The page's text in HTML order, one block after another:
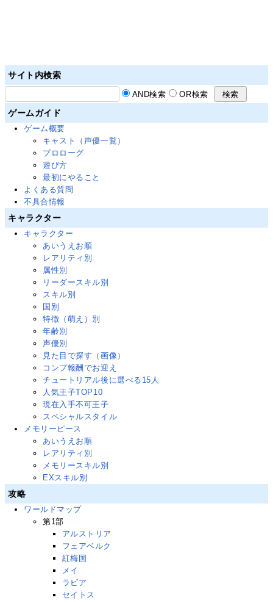
サイト内検索
AND検索 OR検索
ゲームガイド
ゲーム概要
キャスト（声優一覧）
プロローグ
遊び方
最初にやること
よくある質問
不具合情報
キャラクター
キャラクター
あいうえお順
レアリティ別
属性別
リーダースキル別
スキル別
国別
特徴（萌え）別
年齢別
声優別
見た目で探す（画像）
コンプ報酬でお迎え
チュートリアル後に選べる15人
人気王子TOP10
現在入手不可王子
スペシャルスタイル
メモリーピース
あいうえお順
レアリティ別
メモリースキル別
EXスキル別
攻略
ワールドマップ
第1部
アルストリア
フェアベルク
紅梅国
メイ
ラビア
セイトス